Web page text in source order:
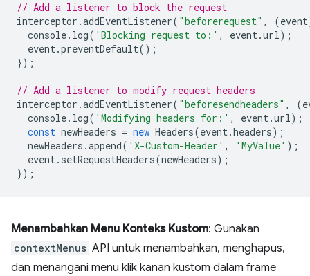
// Add a listener to block the request
interceptor .addEventListener( "beforerequest" , (event
console. log( 'Blocking request to:' , event.url);
event.preventDefault();
});
// Add a listener to modify request headers
interceptor .addEventListener( "beforesendheaders" , (
console. log( 'Modifying headers for:' , event.url);
const newHeaders = new Headers(event.headers);
newHeaders .append( 'X-Custom-Header' , 'MyValue' );
event. setRequestHeaders(newHeaders);
});
Menambahkan Menu Konteks Kustom: Gunakan
contextMenus API untuk menambahkan, menghapus,
dan menangani menu klik kanan kustom dalam frame